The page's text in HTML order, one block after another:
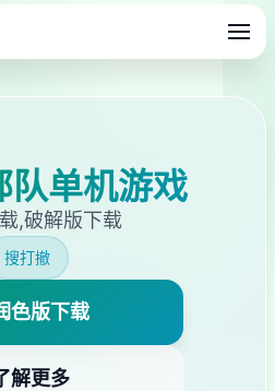
队单机游戏
,破解版下载
搜打撤
色版下载
解更多